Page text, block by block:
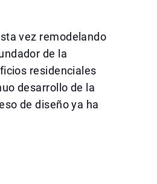
vez remodelando
de la
residenciales
desarrollo de la
de diseño ya ha